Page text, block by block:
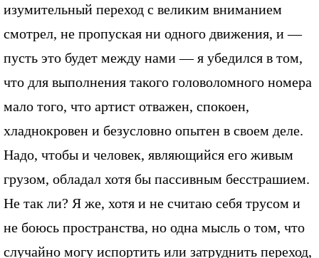
изумительный переход с великим вниманием
смотрел, не пропуская ни одного движения, и —
пусть это будет между нами — я убедился в том,
что для выполнения такого головоломного номера
мало того, что артист отважен, спокоен,
хладнокровен и безусловно опытен в своем деле.
Надо, чтобы и человек, являющийся его живым
грузом, обладал хотя бы пассивным бесстрашием.
Не так ли? Я же, хотя и не считаю себя трусом и
не боюсь пространства, но одна мысль о том, что
случайно могу испортить или затруднить переход,